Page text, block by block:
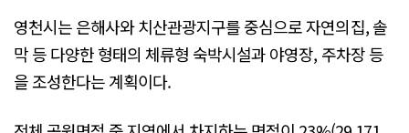
영천시는 은해사와 치산관광지구를 중심으로 자연의집, 솔
막 등 다양한 형태의 체류형 숙박시설과 야영장, 주차장 등
을 조성한다는 계획이다.